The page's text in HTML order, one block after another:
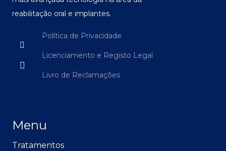
reabilitação oral e implantes.
Política de Privacidade
Licenciamento e Registo Legal
Livro de Reclamações
Menu
Tratamentos